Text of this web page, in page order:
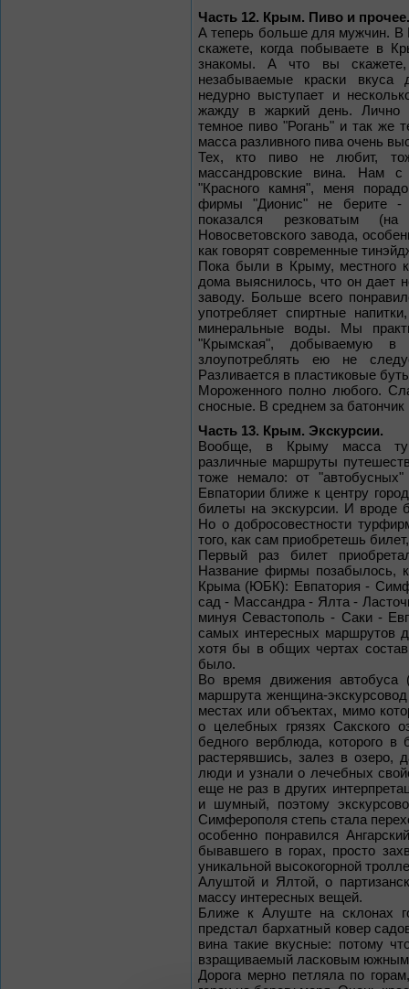
Часть 12. Крым. Пиво и прочее.
А теперь больше для мужчин. В
скажете, когда побываете в
знакомы. А что вы скажете,
незабываемые краски вкуса
недурно выступает и
жажду в жаркий день. Лично
темное пиво "Рогань" и так же
масса разливного пива очень
Тех, кто пиво не любит,
массандровские вина. Нам
"Красного камня", меня
фирмы "Дионис" не берите -
показался резковатым
Новосветовского завода,
как говорят современные
Пока были в Крыму, местного
дома выяснилось, что он дает
заводу. Больше всего
употребляет спиртные
минеральные воды. Мы
"Крымская", добываемую
злоупотреблять ею не
Разливается в пластиковые
Мороженного полно любого.
сносные. В среднем за
Часть 13. Крым. Экскурсии.
Вообще, в Крыму масса
различные маршруты
тоже немало: от
Евпатории ближе к центру
билеты на экскурсии. И вроде
Но о добросовестности
того, как сам приобретешь
Первый раз билет
Название фирмы
Крыма (ЮБК): Евпатория -
сад - Массандра - Ялта -
минуя Севастополь - Саки -
самых интересных маршрутов
хотя бы в общих чертах
было.
Во время движения автобуса
маршрута женщина-
местах или объектах, мимо
о целебных грязях Сакского
бедного верблюда, которого в
растерявшись, залез в озеро,
люди и узнали о лечебных
еще не раз в других
и шумный, поэтому
Симферополя степь стала
особенно понравился
бывавшего в горах, просто
уникальной высокогорной
Алуштой и Ялтой, о
массу интересных вещей.
Ближе к Алуште на склонах
предстал бархатный ковер
вина такие вкусные: потому
взращиваемый ласковым
Дорога мерно петляла по